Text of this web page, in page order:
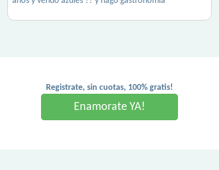
Registrate, sin cuotas, 100% gratis!
Enamorate YA!